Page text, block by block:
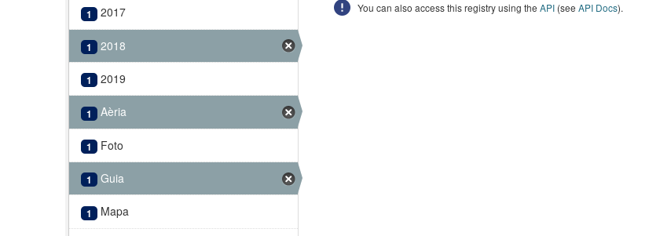
1 2017
1 2018
1 2019
1 Aèria
1 Foto
1 Guia
1 Mapa
You can also access this registry using the API (see API Docs).